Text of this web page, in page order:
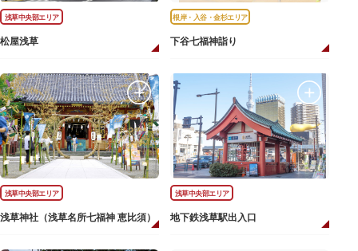
浅草中央部エリア
松屋浅草
根岸・入谷・金杉エリア
下谷七福神詣り
浅草中央部エリア
浅草神社（浅草名所七福神 恵比須）
浅草中央部エリア
地下鉄浅草駅出入口